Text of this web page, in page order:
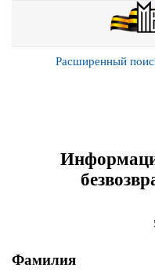
Расширенный
Фамилия